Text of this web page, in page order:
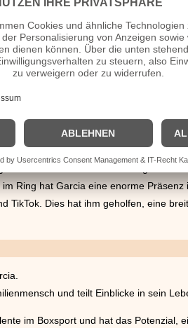
Boy Promotions, einem der
Hände und seine explosive Kraft.
einen spektakulären Knockout in
britischen Boxer Luke
durch einen beeindruckenden
den WBC-Interim-
Ring hat Garcia eine enorme
TikTok. Dies hat ihm geholfen, eine
und teilt Einblicke in sein
im Boxsport und hat das Potenzial,